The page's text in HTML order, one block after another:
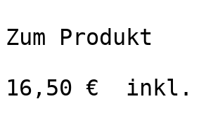
Zum Produkt
16,50 €